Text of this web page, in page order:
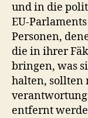
und in die
EU-
Personen,
die in ihrer
bringen, was
halten, sollten
entfernt